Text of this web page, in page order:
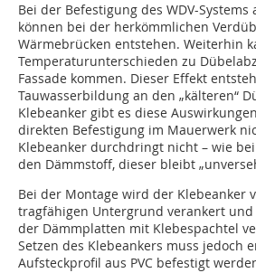
Bei der Befestigung des WDV-Systems
können bei der herkömmlichen
Wärmebrücken entstehen. Weiterhin
Temperaturunterschieden zu
Fassade kommen. Dieser Effekt
Tauwasserbildung an den „kälteren“
Klebeanker gibt es diese
direkten Befestigung im Mauerwerk
Klebeanker durchdringt nicht – wie
den Dämmstoff, dieser bleibt
Bei der Montage wird der Klebeanker
tragfähigen Untergrund verankert und
der Dämmplatten mit Klebespachtel
Setzen des Klebeankers muss jedoch
Aufsteckprofil aus PVC befestigt